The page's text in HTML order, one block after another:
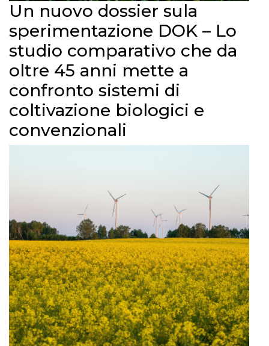
Un nuovo dossier sula
sperimentazione DOK – Lo
studio comparativo che da
oltre 45 anni mette a
confronto sistemi di
coltivazione biologici e
convenzionali